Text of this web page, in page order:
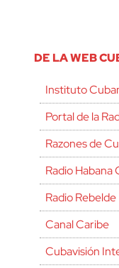
DE LA WEB
Instituto
Portal de la
Razones de
Radio Habana
Radio Rebelde
Canal Caribe
Cubavisión